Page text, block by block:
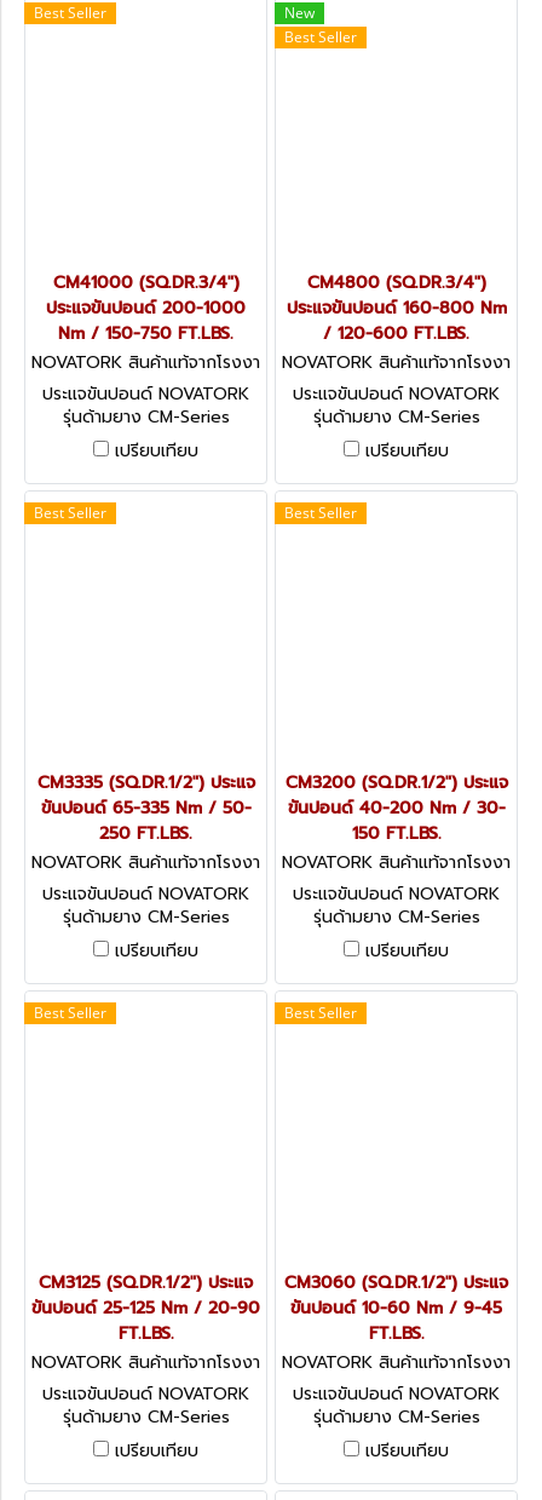
Best Seller
CM41000 (SQ.DR.3/4")
ประแจขันปอนด์ 200-1000
Nm / 150-750 FT.LBS.
NOVATORK สินค้าแท้จากโรงงา
นผู้ผลิต CM41000 (SQ.DR.3/
4
ประแจขันปอนด์ NOVATORK
รุ่นด้ามยาง CM-Series
มาตรฐานระดับโลก
TECHNOLOGY OF USA มี
หลายขนาดให้เลือก
เปรียบเทียบ
New
Best Seller
CM4800 (SQ.DR.3/4")
ประแจขันปอนด์ 160-800 Nm
/ 120-600 FT.LBS.
NOVATORK สินค้าแท้จากโรงงา
นผู้ผลิต CM4800 (SQ.DR.3/
4
ประแจขันปอนด์ NOVATORK
รุ่นด้ามยาง CM-Series
มาตรฐานระดับโลก
TECHNOLOGY OF USA มี
หลายขนาดให้เลือก
เปรียบเทียบ
Best Seller
CM3335 (SQ.DR.1/2") ประแจ
ขันปอนด์ 65-335 Nm / 50-
250 FT.LBS.
NOVATORK สินค้าแท้จากโรงงา
นผู้ผลิต CM3335 (SQ.DR.1/2
ประแจขันปอนด์ NOVATORK
รุ่นด้ามยาง CM-Series
มาตรฐานระดับโลก
TECHNOLOGY OF USA มี
หลายขนาดให้เลือก
เปรียบเทียบ
Best Seller
CM3200 (SQ.DR.1/2") ประแจ
ขันปอนด์ 40-200 Nm / 30-
150 FT.LBS.
NOVATORK สินค้าแท้จากโรงงา
นผู้ผลิต CM3200 (SQ.DR.1/2
ประแจขันปอนด์ NOVATORK
รุ่นด้ามยาง CM-Series
มาตรฐานระดับโลก
TECHNOLOGY OF USA มี
หลายขนาดให้เลือก
เปรียบเทียบ
Best Seller
CM3125 (SQ.DR.1/2") ประแจ
ขันปอนด์ 25-125 Nm / 20-90
FT.LBS.
NOVATORK สินค้าแท้จากโรงงา
นผู้ผลิต CM3125 (SQ.DR.1/2
ประแจขันปอนด์ NOVATORK
รุ่นด้ามยาง CM-Series
มาตรฐานระดับโลก
TECHNOLOGY OF USA มี
หลายขนาดให้เลือก
เปรียบเทียบ
Best Seller
CM3060 (SQ.DR.1/2") ประแจ
ขันปอนด์ 10-60 Nm / 9-45
FT.LBS.
NOVATORK สินค้าแท้จากโรงงา
นผู้ผลิต CM3060 (SQ.DR.1/2
ประแจขันปอนด์ NOVATORK
รุ่นด้ามยาง CM-Series
มาตรฐานระดับโลก
TECHNOLOGY OF USA มี
หลายขนาดให้เลือก
เปรียบเทียบ